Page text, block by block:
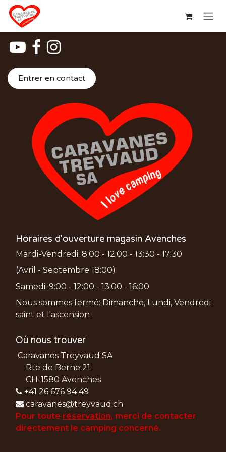
Se rendre au contenu
Entrer en contact
Horaires d'ouverture magasin Avenches
Mardi-Vendredi: 8:00 - 12:00 - 13:30 - 17:30
(Avril - Septembre 18:00)
Samedi: 9:00 - 12:00 - 13:00 - 16:00
Nous sommes fermé: Dimanche, Lundi, Vendredi
saint et l'ascension
Où nous trouver
Caravanes Treyvaud SA
Rte de Berne 21
CH-1580 Avenches
+41 26 676 94 49
caravanes@treyvaud.ch
Pour toute réservation, merci de contacter
directement le camping concerné.